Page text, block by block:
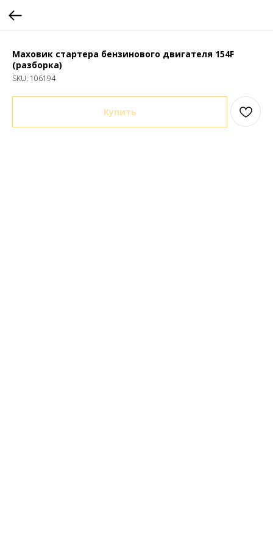
Маховик стартера бензинового двигателя 154F
(разборка)
SKU: 106194
Купить